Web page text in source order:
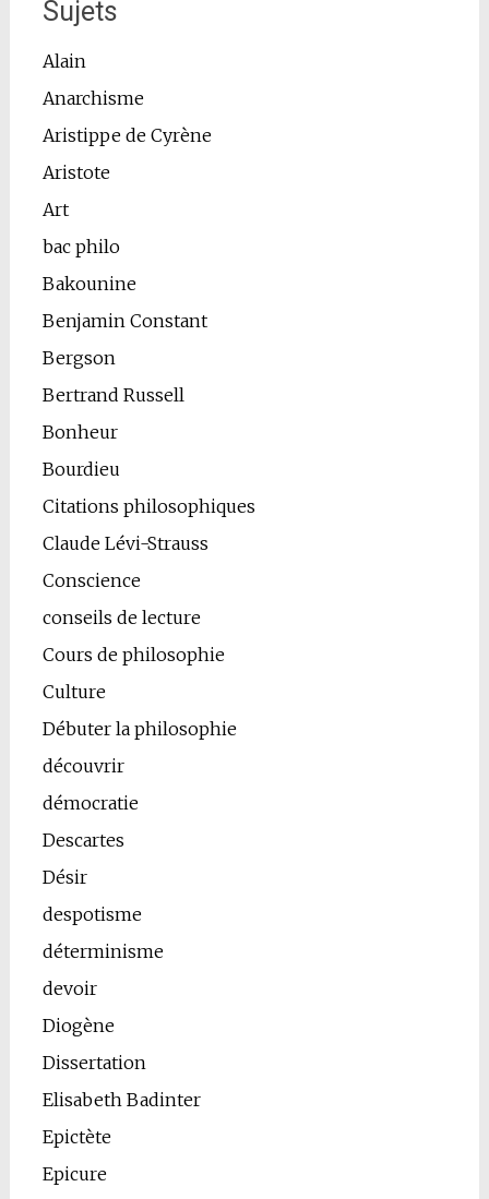
Sujets
Alain
Anarchisme
Aristippe de Cyrène
Aristote
Art
bac philo
Bakounine
Benjamin Constant
Bergson
Bertrand Russell
Bonheur
Bourdieu
Citations philosophiques
Claude Lévi-Strauss
Conscience
conseils de lecture
Cours de philosophie
Culture
Débuter la philosophie
découvrir
démocratie
Descartes
Désir
despotisme
déterminisme
devoir
Diogène
Dissertation
Elisabeth Badinter
Epictète
Epicure